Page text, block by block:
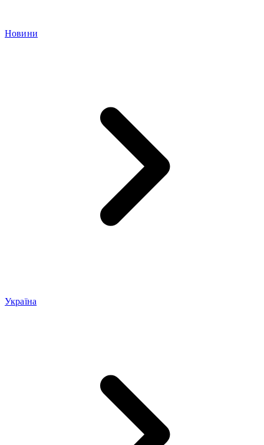
Новини
Україна